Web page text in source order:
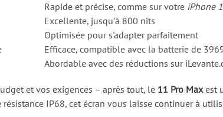
Rapide et précise, comme sur votre iPhone
Excellente, jusqu'à 800 nits
Optimisée pour s'adapter parfaitement
Efficace, compatible avec la batterie de
Abordable avec des réductions sur
et vos exigences – après tout, le 11 Pro Maxest
IP68, cet écran vous laisse continuer à